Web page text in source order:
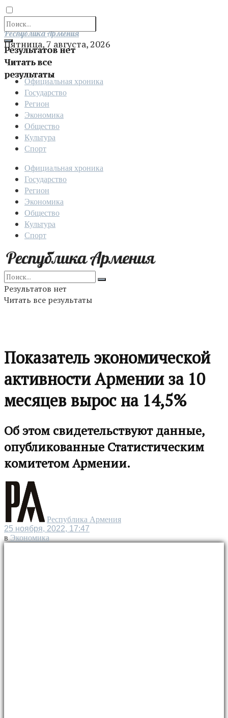
Результатов нет
Читать все
результаты
Отправить
Республика Армения
Пятница, 7 августа, 2026
Официальная хроника
Государство
Регион
Экономика
Общество
Культура
Спорт
Официальная хроника
Государство
Регион
Экономика
Общество
Культура
Спорт
Результатов нет
Читать все результаты
Показатель экономической
активности Армении за 10
месяцев вырос на 14,5%
Об этом свидетельствуют данные,
опубликованные Статистическим
комитетом Армении.
Республика Армения
25 ноября, 2022, 17:47
в Экономика